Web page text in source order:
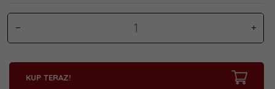
KUP TERAZ!